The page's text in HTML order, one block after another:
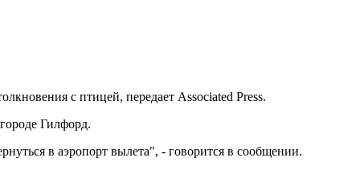
с птицей, передает Associated Press.
Гилфорд.
в аэропорт вылета", - говорится в сообщении.